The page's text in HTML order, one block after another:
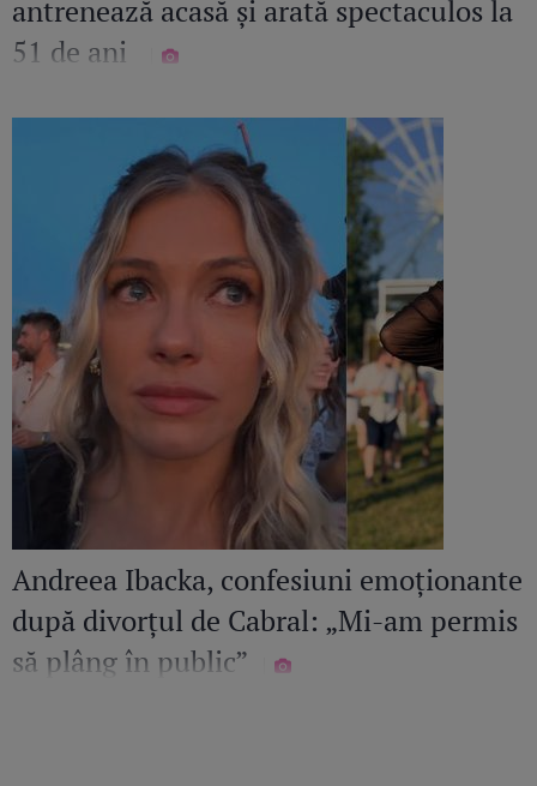
antrenează acasă și arată spectaculos la
51 de ani
Andreea Ibacka, confesiuni emoționante
după divorțul de Cabral: „Mi-am permis
să plâng în public”